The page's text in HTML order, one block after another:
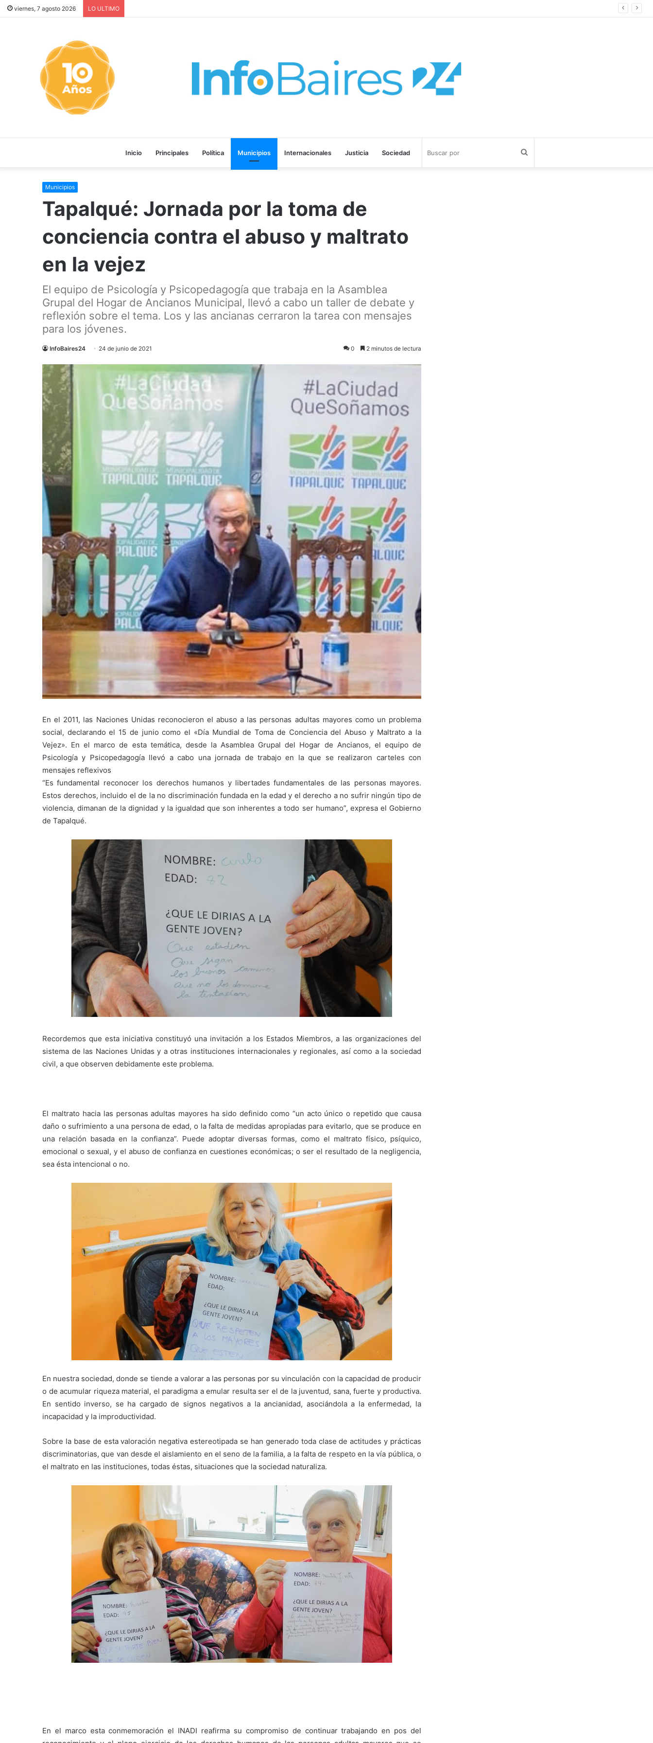
viernes, 7 agosto 2026 LO ULTIMO
Inicio Principales Política Municipios Internacionales Justicia Sociedad
Municipios
Tapalqué: Jornada por la toma de
conciencia contra el abuso y maltrato
en la vejez
El equipo de Psicología y Psicopedagogía que trabaja en la Asamblea
Grupal del Hogar de Ancianos Municipal, llevó a cabo un taller de debate y
reflexión sobre el tema. Los y las ancianas cerraron la tarea con mensajes
para los jóvenes.
InfoBaires24 24 de junio de 2021 0 2 minutos de lectura
En el 2011, las Naciones Unidas reconocieron el abuso a las personas adultas mayores como un problema
social, declarando el 15 de junio como el «Día Mundial de Toma de Conciencia del Abuso y Maltrato a la
Vejez». En el marco de esta temática, desde la Asamblea Grupal del Hogar de Ancianos, el equipo de
Psicología y Psicopedagogía llevó a cabo una jornada de trabajo en la que se realizaron carteles con
mensajes reflexivos
“Es fundamental reconocer los derechos humanos y libertades fundamentales de las personas mayores.
Estos derechos, incluido el de la no discriminación fundada en la edad y el derecho a no sufrir ningún tipo de
violencia, dimanan de la dignidad y la igualdad que son inherentes a todo ser humano”, expresa el Gobierno
de Tapalqué.
Recordemos que esta iniciativa constituyó una invitación a los Estados Miembros, a las organizaciones del
sistema de las Naciones Unidas y a otras instituciones internacionales y regionales, así como a la sociedad
civil, a que observen debidamente este problema.
El maltrato hacia las personas adultas mayores ha sido definido como “un acto único o repetido que causa
daño o sufrimiento a una persona de edad, o la falta de medidas apropiadas para evitarlo, que se produce en
una relación basada en la confianza”. Puede adoptar diversas formas, como el maltrato físico, psíquico,
emocional o sexual, y el abuso de confianza en cuestiones económicas; o ser el resultado de la negligencia,
sea ésta intencional o no.
En nuestra sociedad, donde se tiende a valorar a las personas por su vinculación con la capacidad de producir
o de acumular riqueza material, el paradigma a emular resulta ser el de la juventud, sana, fuerte y productiva.
En sentido inverso, se ha cargado de signos negativos a la ancianidad, asociándola a la enfermedad, la
incapacidad y la improductividad.
Sobre la base de esta valoración negativa estereotipada se han generado toda clase de actitudes y prácticas
discriminatorias, que van desde el aislamiento en el seno de la familia, a la falta de respeto en la vía pública, o
el maltrato en las instituciones, todas éstas, situaciones que la sociedad naturaliza.
En el marco esta conmemoración el INADI reafirma su compromiso de continuar trabajando en pos del